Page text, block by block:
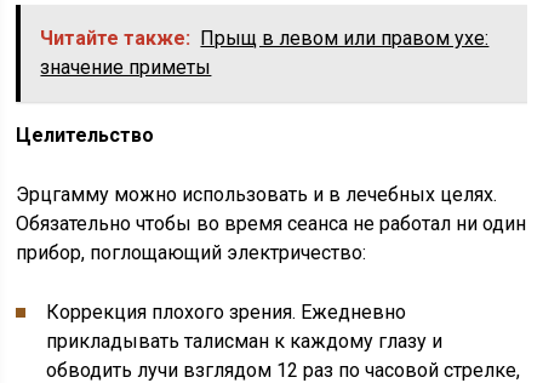
Читайте также: Прыщ в левом или правом ухе:
значение приметы
Целительство
Эрцгамму можно использовать и в лечебных целях.
Обязательно чтобы во время сеанса не работал ни один
прибор, поглощающий электричество:
Коррекция плохого зрения. Ежедневно
прикладывать талисман к каждому глазу и
обводить лучи взглядом 12 раз по часовой стрелке,